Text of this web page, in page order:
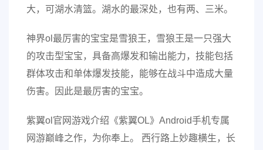
大，可湖水清篮。湖水的最深处，也有两、三米。
神界ol最厉害的宝宝是雪狼王，雪狼王是一只强大
的攻击型宝宝，具备高爆发和输出能力，技能包括
群体攻击和单体爆发技能，能够在战斗中造成大量
伤害。因此是最厉害的宝宝。
紫翼ol官网游戏介绍《紫翼OL》Android手机专属
网游巅峰之作，为你奉上。 西行路上妙趣横生，长